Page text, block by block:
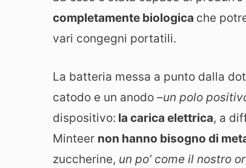
completamente biologica che
vari congegni portatili.
La batteria messa a punto dalla
catodo e un anodo –un polo
dispositivo: la carica elettrica, a
Minteer non hanno bisogno di
zuccherine, un po’ come il nostro